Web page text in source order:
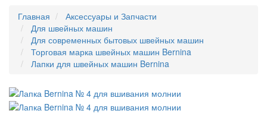
Главная
Аксессуары и Запчасти
Для швейных машин
Для современных бытовых швейных машин
Торговая марка швейных машин Bernina
Лапки для швейных машин Bernina